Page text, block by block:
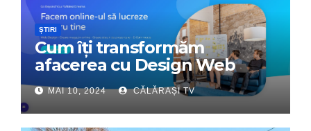
ȘTIRI
Cum îți transformăm
afacerea cu Design Web
Interactiv – Partenerul tău
digital de încredere
MAI 10, 2024 CĂLĂRAȘI TV